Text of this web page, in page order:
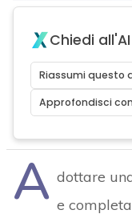
Chiedi all'AI
Riassumi questo
Approfondisci
A dottare
e